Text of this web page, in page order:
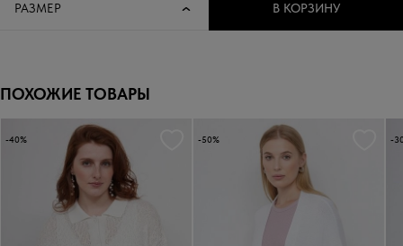
РАЗМЕР В КОРЗИНУ
ПОХОЖИЕ ТОВАРЫ
-40% -50% -